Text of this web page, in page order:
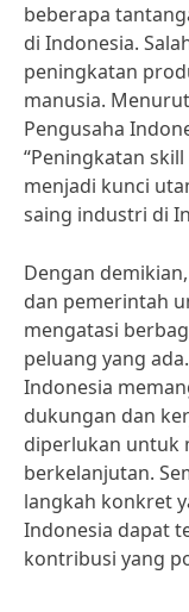
beberapa
di Indonesia.
peningkatan
manusia.
Pengusaha
“Peningkatan
menjadi kunci
saing industri di
Dengan
dan pemerintah
mengatasi
peluang yang
Indonesia
dukungan dan
diperlukan untuk
berkelanjutan.
langkah konkret
Indonesia dapat
kontribusi yang